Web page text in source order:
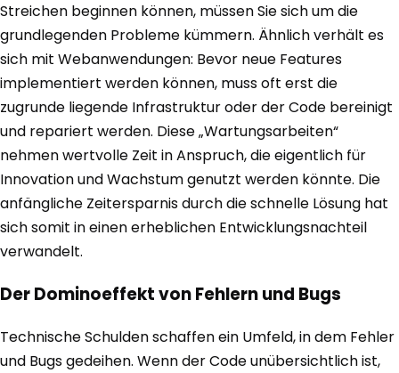
Streichen beginnen können, müssen Sie sich um die
grundlegenden Probleme kümmern. Ähnlich verhält es
sich mit Webanwendungen: Bevor neue Features
implementiert werden können, muss oft erst die
zugrunde liegende Infrastruktur oder der Code bereinigt
und repariert werden. Diese „Wartungsarbeiten“
nehmen wertvolle Zeit in Anspruch, die eigentlich für
Innovation und Wachstum genutzt werden könnte. Die
anfängliche Zeitersparnis durch die schnelle Lösung hat
sich somit in einen erheblichen Entwicklungsnachteil
verwandelt.
Der Dominoeffekt von Fehlern und Bugs
Technische Schulden schaffen ein Umfeld, in dem Fehler
und Bugs gedeihen. Wenn der Code unübersichtlich ist,